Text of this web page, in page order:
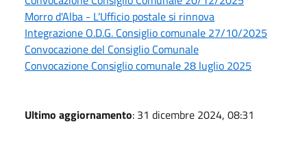
Morro d'Alba - L'Ufficio postale si rinnova
Integrazione O.D.G. Consiglio comunale 27/10/2025
Convocazione del Consiglio Comunale
Convocazione Consiglio comunale 28 luglio 2025
Ultimo aggiornamento: 31 dicembre 2024, 08:31